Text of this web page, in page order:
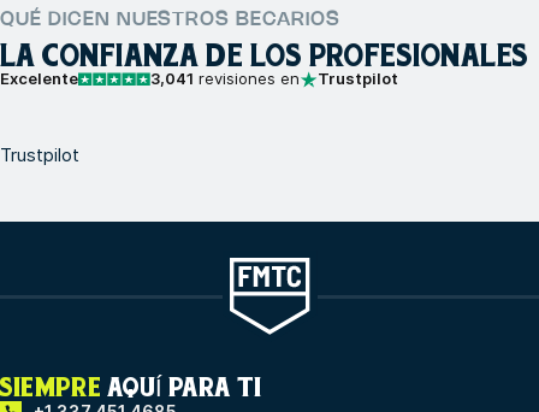
QUÉ DICEN NUESTROS BECARIOS
LA CONFIANZA DE LOS PROFESIONALES
Excelente 3,041 revisiones en Trustpilot
Trustpilot
SIEMPRE AQUÍ PARA TI